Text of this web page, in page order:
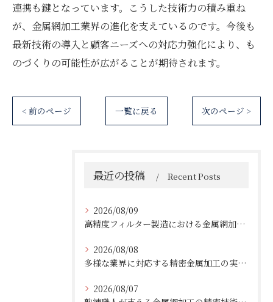
連携も鍵となっています。こうした技術力の積み重ね
が、金属網加工業界の進化を支えているのです。今後も
最新技術の導入と顧客ニーズへの対応力強化により、も
のづくりの可能性が広がることが期待されます。
< 前のページ 一覧に戻る 次のページ >
最近の投稿 Recent Posts
2026/08/09
高精度フィルター製造における金属網加工の最前線
2026/08/08
多様な業界に対応する精密金属加工の実績と技術
2026/08/07